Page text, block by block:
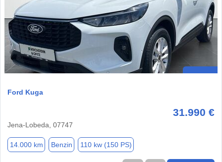
Ford Kuga
31.990 €
Jena-Lobeda, 07747
14.000 km Benzin 110 kw (150 PS)